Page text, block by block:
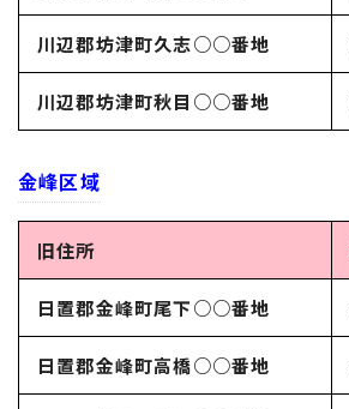
川辺郡坊津町久志○○番地
川辺郡坊津町秋目○○番地
金峰区域
旧住所
日置郡金峰町尾下○○番地
日置郡金峰町高橋○○番地